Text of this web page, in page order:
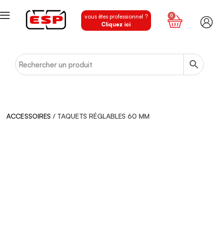
vous êtes professionnel ?
Cliquez ici
0
ACCESSOIRES / TAQUETS RÉGLABLES 60 MM